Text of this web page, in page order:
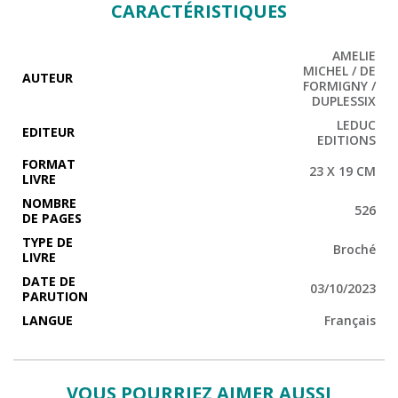
CARACTÉRISTIQUES
AUTEUR
AMELIE
MICHEL / DE
FORMIGNY /
DUPLESSIX
EDITEUR
LEDUC
EDITIONS
FORMAT
LIVRE
23 X 19 CM
NOMBRE
DE PAGES
526
TYPE DE
LIVRE
Broché
DATE DE
PARUTION
03/10/2023
LANGUE
Français
VOUS POURRIEZ AIMER AUSSI